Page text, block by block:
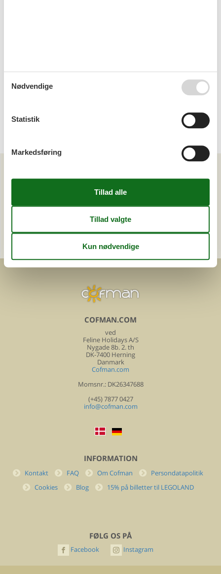
Kerimäki
Emne nr.:319-FI4630.613.1
Ring (+45) 7877 0427
Man. - fre. 10.00-16.00
og få et hurtigt svar, alle dage
COFMAN.COM
ved
Feline Holidays A/S
Nygade 8b. 2. th
DK-7400 Herning
Danmark
Cofman.com
Momsnr.: DK26347688
(+45) 7877 0427
info@cofman.com
INFORMATION
Kontakt FAQ Om Cofman
Persondatapolitik
Cookies
Blog 15% på billetter til LEGOLAND
FØLG OS PÅ
Facebook Instagram
Nødvendige
Statistik
Markedsføring